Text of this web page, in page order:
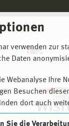
verwenden zur
Daten
Webanalyse Ihre
Besuchen
dort auch
Sie die